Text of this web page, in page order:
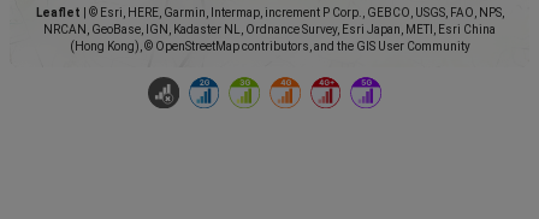
Leaflet
© Esri, HERE, Garmin, Intermap, increment P Corp., GEBCO, USGS, FAO, NPS,
NRCAN, GeoBase, IGN, Kadaster NL, Ordnance Survey, Esri Japan, METI, Esri China
(Hong Kong), © OpenStreetMap contributors, and the GIS User Community